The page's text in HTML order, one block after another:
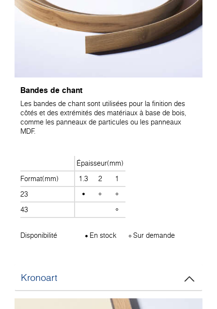
Bandes de chant
Les bandes de chant sont utilisées pour la finition des
côtés et des extrémités des matériaux à base de bois,
comme les panneaux de particules ou les panneaux
MDF.
Épaisseur(mm)
Format(mm)
1.3 2
1
23
43
Disponibilité En stock Sur demande
Kronoart